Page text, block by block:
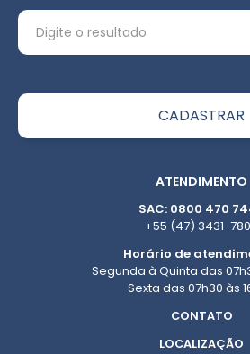
ATENDIMENTO
SAC: 0800 470
+55 (47) 3431-
Horário de
Segunda à Quinta das
Sexta das 07h30 às
CONTATO
LOCALIZAÇÃO